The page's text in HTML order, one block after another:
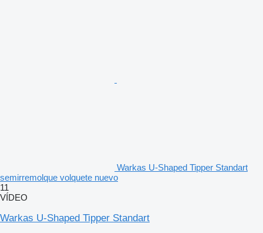
Warkas U-Shaped Tipper Standart
semirremolque volquete nuevo
11
VÍDEO
Warkas U-Shaped Tipper Standart